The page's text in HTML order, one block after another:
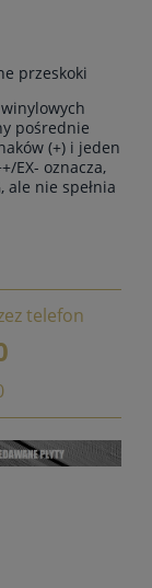
przeskoki
pośrednie
(+) i jeden
EX- oznacza,
ale nie spełnia
telefon